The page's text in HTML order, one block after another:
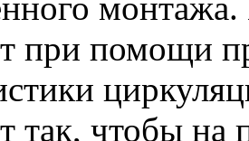
при помощи
так, чтобы на